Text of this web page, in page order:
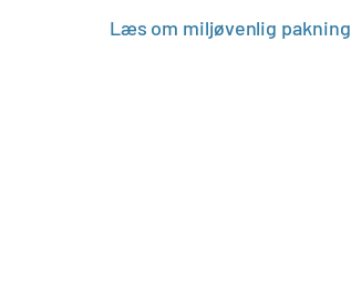
Læs om miljøvenlig pakning